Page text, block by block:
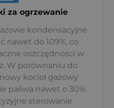
za ogrzewanie
kondensacyjne
nawet do 109%, co
oszczędności w
W porównaniu do
kocioł gazowy
paliwa nawet o 30%.
sterowanie